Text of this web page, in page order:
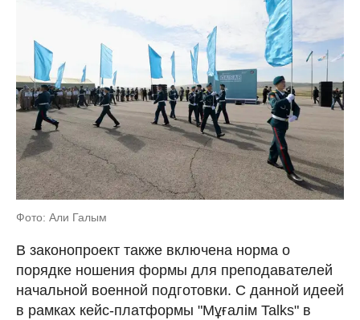
Фото: Али Галым
В законопроект также включена норма о
порядке ношения формы для преподавателей
начальной военной подготовки. С данной идеей
в рамках кейс-платформы "Мұғалім Talks" в